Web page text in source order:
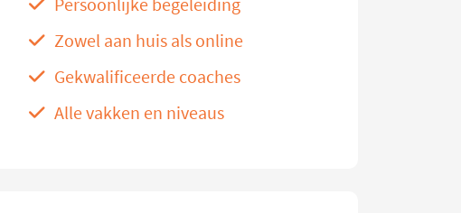
Persoonlijke begeleiding
Zowel aan huis als online
Gekwalificeerde coaches
Alle vakken en niveaus